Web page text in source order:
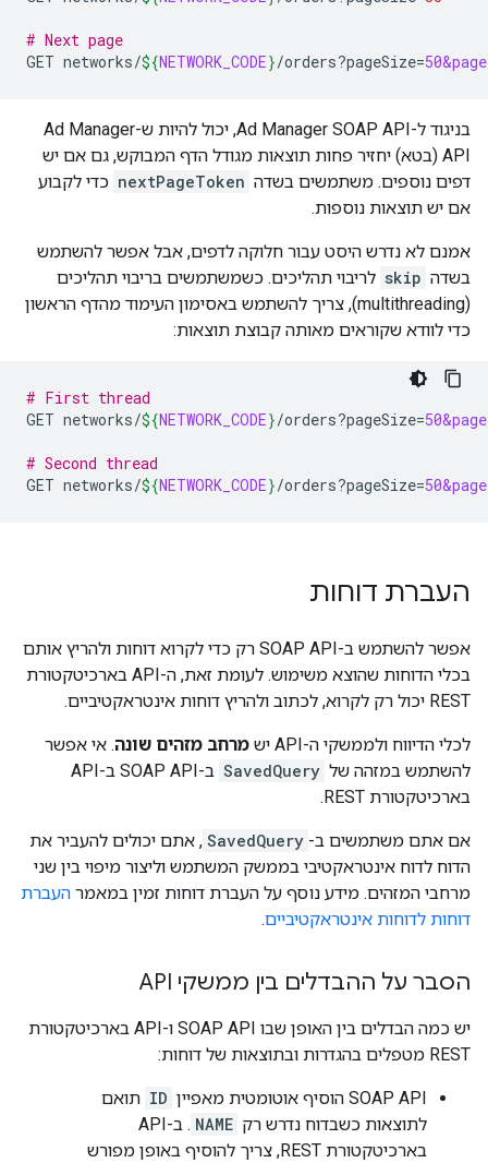
# Next page
GET networks/${NETWORK_CODE}/orders?pageSize=
בניגוד ל-Ad Manager SOAP API, יכול להיות ש-Ad Manager
API (בטא) יחזיר פחות תוצאות מגודל הדף המבוקש, גם אם יש
דפים נוספים. משתמשים בשדה nextPageToken כדי לקבוע
אם יש תוצאות נוספות.
אמנם לא נדרש היסט עבור חלוקה לדפים, אבל אפשר להשתמש
בשדה skip לריבוי תהליכים. כשמשתמשים בריבוי תהליכים
(multithreading), צריך להשתמש באסימון העימוד מהדף הראשון
כדי לוודא שקוראים מאותה קבוצת תוצאות:
# First thread
GET networks/${NETWORK_CODE}/orders?pageSize=
# Second thread
GET networks/${NETWORK_CODE}/orders?pageSize=
העברת דוחות
אפשר להשתמש ב-SOAP API רק כדי לקרוא דוחות ולהריץ אותם
בכלי הדוחות שהוצא משימוש. לעומת זאת, ה-API בארכיטקטורת
REST יכול רק לקרוא, לכתוב ולהריץ דוחות אינטראקטיביים.
לכלי הדיווח ולממשקי ה-API יש מרחב מזהים שונה. אי אפשר
להשתמש במזהה של SavedQuery
ב-SOAP API ב-API
בארכיטקטורת REST.
אם אתם משתמשים ב- SavedQuery , אתם יכולים להעביר את
הדוח לדוח אינטראקטיבי בממשק המשתמש וליצור מיפוי בין שני
מרחבי המזהים. מידע נוסף על העברת דוחות זמין במאמר העברת
דוחות לדוחות אינטראקטיביים.
הסבר על ההבדלים בין ממשקי API
יש כמה הבדלים בין האופן שבו SOAP API ו-API בארכיטקטורת
REST מטפלים בהגדרות ובתוצאות של דוחות:
‫SOAP API הוסיף אוטומטית מאפיין ID תואם
לתוצאות כשבדוח נדרש רק NAME
. ב-API
בארכיטקטורת REST, צריך להוסיף באופן מפורש